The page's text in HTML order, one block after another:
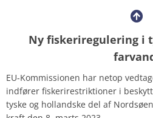
Ny fiskeriregulering i
EU-Kommissionen har netop
indfører fiskerirestriktioner i
tyske og hollandske del af